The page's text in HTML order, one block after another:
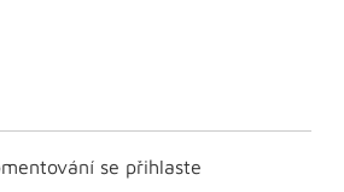
se přihlaste